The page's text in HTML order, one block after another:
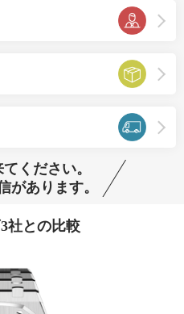
ください。
があります。
社との比較